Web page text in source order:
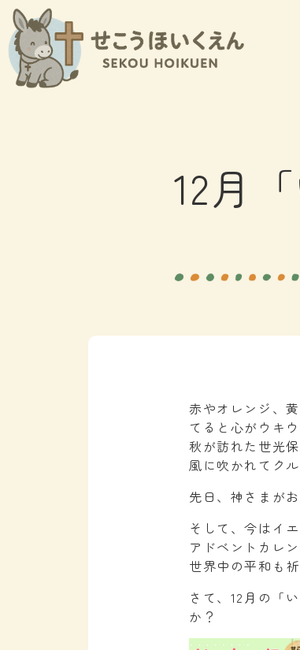
内
容
を
ス
12月
赤やオレンジ、
てると心がウキ
秋が訪れた世光
風に吹かれてク
先日、神さまが
そして、今はイ
アドベントカレ
世界中の平和も
さて、12月の「
か？